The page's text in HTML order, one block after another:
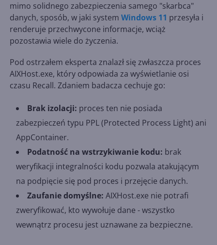
mimo solidnego zabezpieczenia samego "skarbca"
danych, sposób, w jaki system Windows 11 przesyła i
renderuje przechwycone informacje, wciąż
pozostawia wiele do życzenia.
Pod ostrzałem eksperta znalazł się zwłaszcza proces
AIXHost.exe, który odpowiada za wyświetlanie osi
czasu Recall. Zdaniem badacza cechuje go:
Brak izolacji: proces ten nie posiada
zabezpieczeń typu PPL (Protected Process Light) ani
AppContainer.
Podatność na wstrzykiwanie kodu: brak
weryfikacji integralności kodu pozwala atakującym
na podpięcie się pod proces i przejęcie danych.
Zaufanie domyślne: AIXHost.exe nie potrafi
zweryfikować, kto wywołuje dane - wszystko
wewnątrz procesu jest uznawane za bezpieczne.